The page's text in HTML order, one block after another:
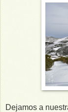
Dejamos a